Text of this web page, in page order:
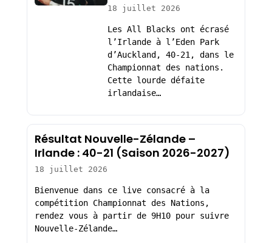
18 juillet 2026
Les All Blacks ont écrasé
l’Irlande à l’Eden Park
d’Auckland, 40-21, dans le
Championnat des nations.
Cette lourde défaite
irlandaise…
Résultat Nouvelle-Zélande –
Irlande : 40-21 (Saison 2026-2027)
18 juillet 2026
Bienvenue dans ce live consacré à la
compétition Championnat des Nations,
rendez vous à partir de 9H10 pour suivre
Nouvelle-Zélande…